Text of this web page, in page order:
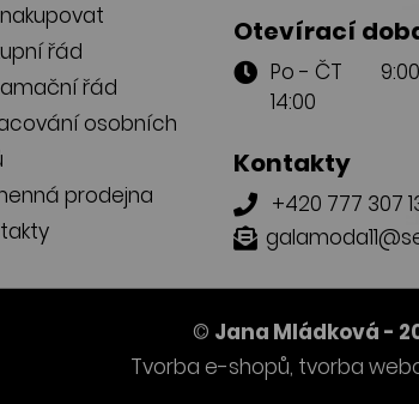
řád
řád
osobních
prodejna
Otevírací
Po - ČT
14:00
Kontakty
+420 777 307
© Jana Mládková -
Tvorba e-shopů, tvorba